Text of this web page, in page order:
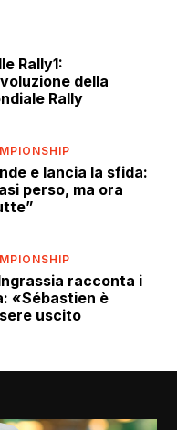
Rally1:
della
Rally
e lancia la sfida:
perso, ma ora
racconta i
«Sébastien è
uscito